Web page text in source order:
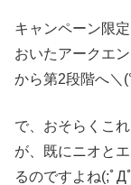
キャンペーン限
おいたアークエ
から第2段階へ＼
で、おそらくこ
が、既にニオと
るのですよね(;ﾟД